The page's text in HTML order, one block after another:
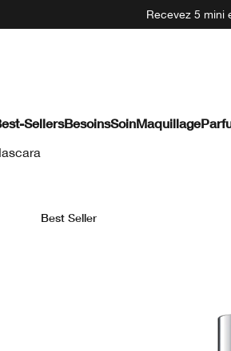
Recevez 5 mini
SellersBesoinsSoinMaquillage
Best Seller